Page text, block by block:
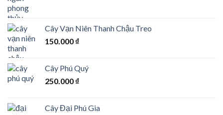
Cây Vạn Niên Thanh Chậu Treo
150.000 ₫
Cây Phú Quý
250.000 ₫
Cây Đại Phú Gia